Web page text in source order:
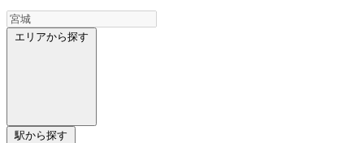
エリアから探す
駅から探す